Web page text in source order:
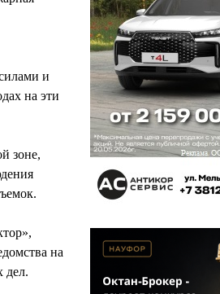
и
на эти
зоне,
на
дел.